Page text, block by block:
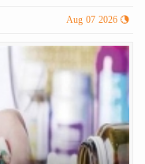
Aug 07 2026